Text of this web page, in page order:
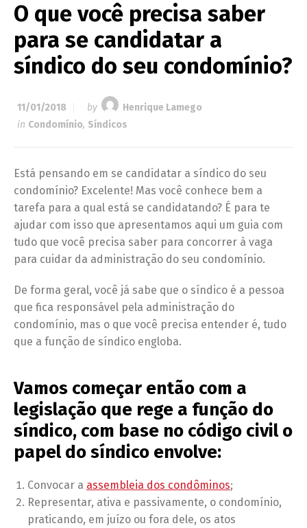
O que você precisa saber
para se candidatar a
síndico do seu condomínio?
11/01/2018 by
Henrique Lamego
in Condomínio, Síndicos
Está pensando em se candidatar a síndico do seu
condomínio? Excelente! Mas você conhece bem a
tarefa para a qual está se candidatando? É para te
ajudar com isso que apresentamos aqui um guia com
tudo que você precisa saber para concorrer à vaga
para cuidar da administração do seu condomínio.
De forma geral, você já sabe que o síndico é a pessoa
que fica responsável pela administração do
condomínio, mas o que você precisa entender é, tudo
que a função de síndico engloba.
Vamos começar então com a
legislação que rege a função do
síndico, com base no código civil o
papel do síndico envolve:
Convocar a assembleia dos condôminos;
Representar, ativa e passivamente, o condomínio,
praticando, em juízo ou fora dele, os atos